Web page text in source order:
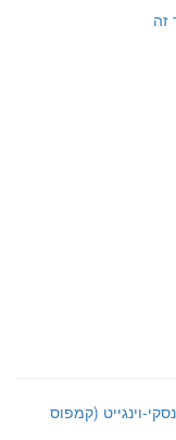
וינגייט (קמפוס